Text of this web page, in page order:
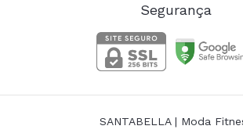
Segurança
SANTABELLA | Moda